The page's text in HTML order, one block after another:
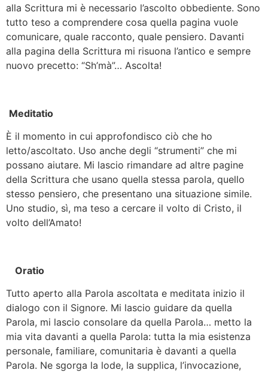
alla Scrittura mi è necessario l’ascolto obbediente. Sono
tutto teso a comprendere cosa quella pagina vuole
comunicare, quale racconto, quale pensiero. Davanti
alla pagina della Scrittura mi risuona l’antico e sempre
nuovo precetto: “Sh’mà”… Ascolta!
Meditatio
È il momento in cui approfondisco ciò che ho
letto/ascoltato. Uso anche degli “strumenti” che mi
possano aiutare. Mi lascio rimandare ad altre pagine
della Scrittura che usano quella stessa parola, quello
stesso pensiero, che presentano una situazione simile.
Uno studio, sì, ma teso a cercare il volto di Cristo, il
volto dell’Amato!
Oratio
Tutto aperto alla Parola ascoltata e meditata inizio il
dialogo con il Signore. Mi lascio guidare da quella
Parola, mi lascio consolare da quella Parola… metto la
mia vita davanti a quella Parola: tutta la mia esistenza
personale, familiare, comunitaria è davanti a quella
Parola. Ne sgorga la lode, la supplica, l’invocazione,